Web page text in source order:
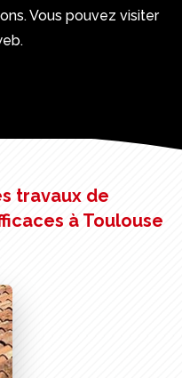
Vous pouvez visiter
travaux de
à Toulouse